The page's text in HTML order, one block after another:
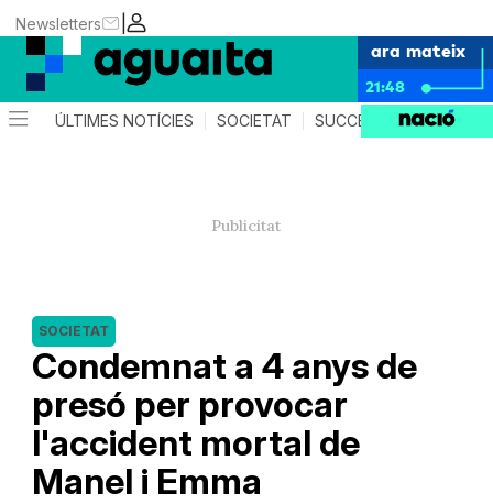
|
Newsletters
ara mateix
21:48
ÚLTIMES NOTÍCIES SOCIETAT SUCCESSOS AGENDA
Condemnat a 4 anys de
presó per provocar
l'accident mortal de
Manel i Emma
SOCIETAT